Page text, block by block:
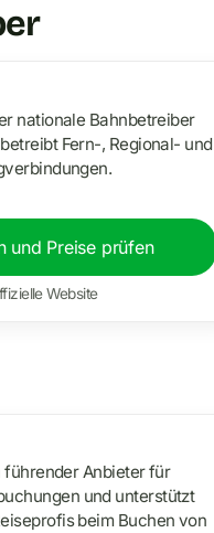
nationale Bahnbetreiber
Fern-, Regional- und
und Preise prüfen
Website
führender Anbieter für
und unterstützt
beim Buchen von